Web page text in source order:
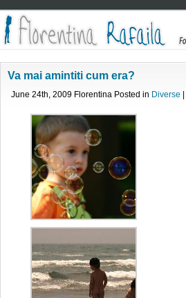
Va mai amintiti cum era?
June 24th, 2009 Florentina Posted in Diverse